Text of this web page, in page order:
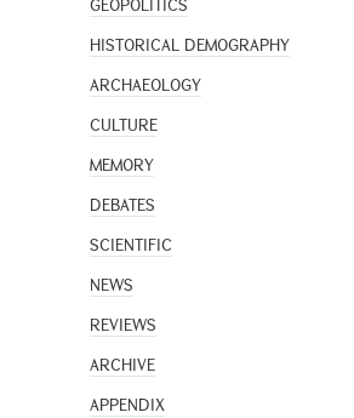
GEOPOLITICS
HISTORICAL DEMOGRAPHY
ARCHAEOLOGY
CULTURE
MEMORY
DEBATES
SCIENTIFIC
NEWS
REVIEWS
ARCHIVE
APPENDIX